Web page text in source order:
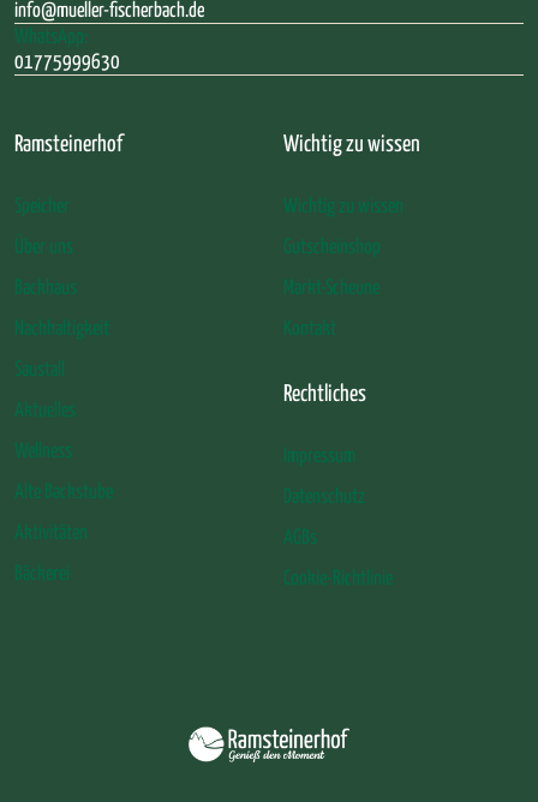
info@mueller-fischerbach.de
WhatsApp:
01775999630
Ramsteinerhof
Speicher
Über uns
Backhaus
Nachhaltigkeit
Saustall
Aktuelles
Wellness
Alte Backstube
Aktivitäten
Bäckerei
Wichtig zu wissen
Wichtig zu wissen
Gutscheinshop
Markt-Scheune
Kontakt
Rechtliches
Impressum
Datenschutz
AGBs
Cookie-Richtlinie